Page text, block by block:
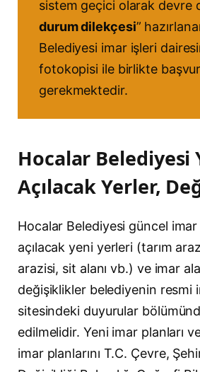
sistem geçici olarak devre
durum dilekçesi”
Belediyesi imar işleri
fotokopisi ile birlikte
gerekmektedir.
Hocalar Belediyesi
Açılacak Yerler,
Hocalar Belediyesi güncel imar
açılacak yeni yerleri (tarım
arazisi, sit alanı vb.) ve imar
değişiklikler belediyenin resmi
sitesindeki duyurular
edilmelidir. Yeni imar planları
imar planlarını T.C. Çevre,